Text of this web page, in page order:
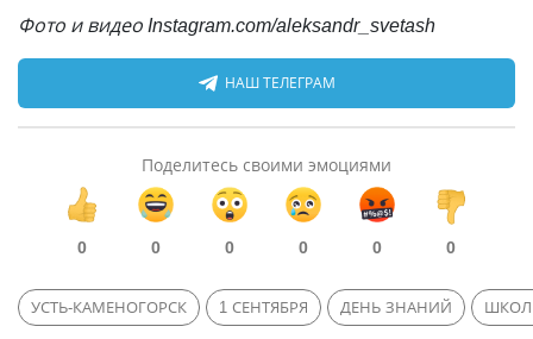
Фото и видео Instagram.com/aleksandr_svetash
НАШ ТЕЛЕГРАМ
Поделитесь своими эмоциями
0 0 0 0 0 0
УСТЬ-КАМЕНОГОРСК 1 СЕНТЯБРЯ ДЕНЬ ЗНАНИЙ